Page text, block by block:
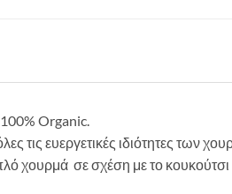
Organic.
τις ευεργετικές ιδιότητες των
χουρμά σε σχέση με το